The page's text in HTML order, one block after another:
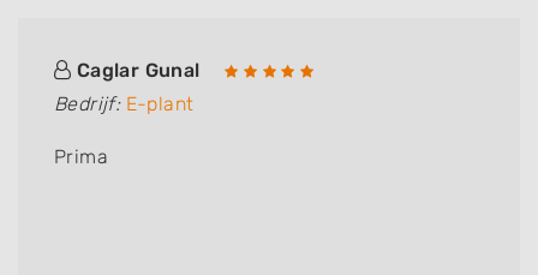
Caglar Gunal
Bedrijf: E-plant
Prima